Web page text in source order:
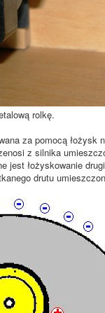
rolkę.
za pomocą
z silnika
jest łożyskowanie
drutu